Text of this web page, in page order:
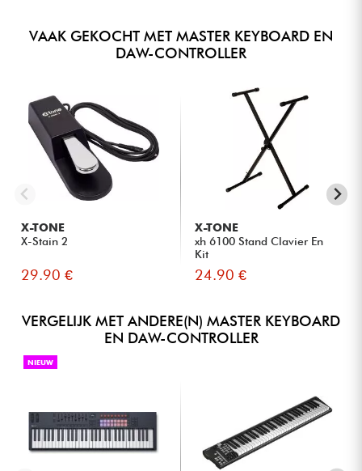
8 toewijsbare knoppen voor virtuele instrumenten en plug-ins
Transportknoppen voor DAW-besturing zonder muis
Ergonomische pitch- en modulatiewielen
Sustain pedaal ingang in jack formaat
MIDI-bewerkingssoftware inbegrepen
- ADSR : LoFi Producer Verzameling
VAAK GEKOCHT MET MASTER KEYBOARD EN
DAW-CONTROLLER
X-TONE
X-Stain 2
29.90 €
X-TONE
xh 6100 Stand Clavier En
Kit
24.90 €
VERGELIJK MET ANDERE(N) MASTER KEYBOARD
EN DAW-CONTROLLER
NIEUW